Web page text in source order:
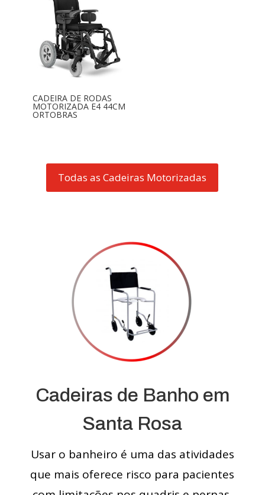
CADEIRA DE RODAS
MOTORIZADA E4 44CM
ORTOBRAS
Todas as Cadeiras Motorizadas
Cadeiras de Banho em
Santa Rosa
Usar o banheiro é uma das atividades
que mais oferece risco para pacientes